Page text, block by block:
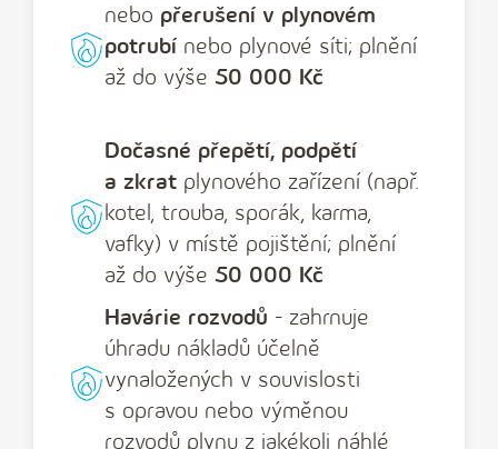
s
l
o
nebo přerušení v plynovém
potrubínebo plynové síti; plnění
až do výše 50 000 Kč
Dočasné přepětí, podpětí
a zkrat plynového zařízení (např.
kotel, trouba, sporák, karma,
vafky) v místě pojištění; plnění
až do výše 50 000 Kč
Havárie rozvodů - zahrnuje
úhradu nákladů účelně
vynaložených v souvislosti
s opravou nebo výměnou
rozvodů plynu z jakékoli náhlé